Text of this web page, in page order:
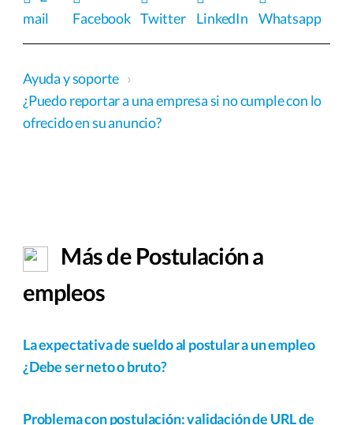
mail
Facebook Twitter LinkedIn Whatsapp
Ayuda y soporte ›
¿Puedo reportar a una empresa si no cumple con lo
ofrecido en su anuncio?
Más de Postulación a
empleos
La expectativa de sueldo al postular a un empleo
¿Debe ser neto o bruto?
Problema con postulación: validación de URL de